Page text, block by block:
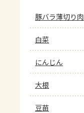
豚バラ薄切り肉
白菜
にんじん
大根
豆苗